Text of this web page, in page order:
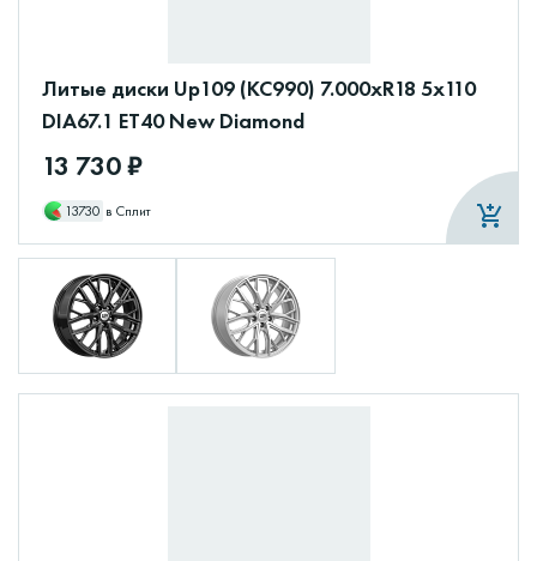
Литые диски Up109 (КС990) 7.000xR18 5x110
DIA67.1 ET40 New Diamond
13 730 ₽
13730 в Сплит